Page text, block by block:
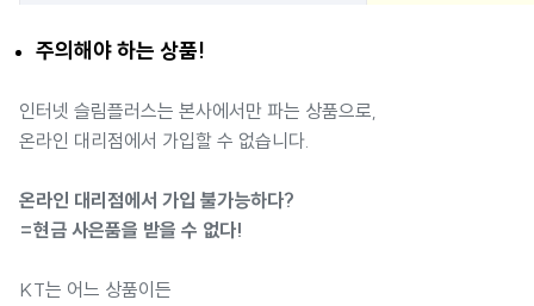
주의해야 하는 상품!
인터넷 슬림플러스는 본사에서만 파는 상품으로,
온라인 대리점에서 가입할 수 없습니다.
온라인 대리점에서 가입 불가능하다?
=현금 사은품을 받을 수 없다!
KT는 어느 상품이든